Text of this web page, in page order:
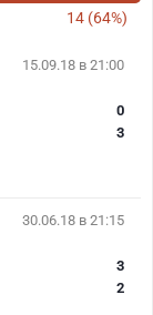
14 (64%)
15.09.18 в 21:00
0
3
30.06.18 в 21:15
3
2